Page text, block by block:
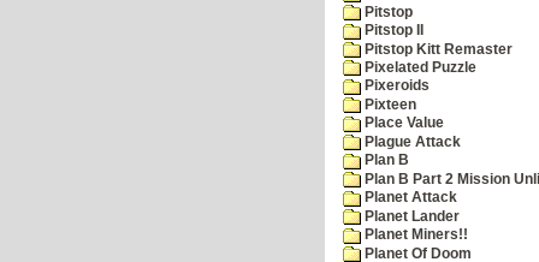
Pitstop
Pitstop II
Pitstop Kitt Remaster
Pixelated Puzzle
Pixeroids
Pixteen
Place Value
Plague Attack
Plan B
Plan B Part 2 Mission
Planet Attack
Planet Lander
Planet Miners!!
Planet Of Doom